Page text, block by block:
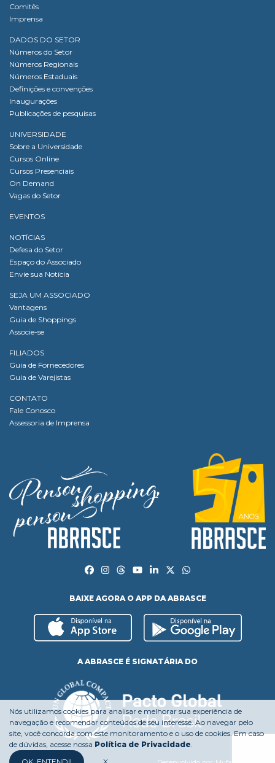
Comitês
Imprensa
DADOS DO SETOR
Números do Setor
Números Regionais
Números Estaduais
Definições e convenções
Inaugurações
Publicações de pesquisas
UNIVERSIDADE
Sobre a Universidade
Cursos Online
Cursos Presenciais
On Demand
Vagas do Setor
EVENTOS
NOTÍCIAS
Defesa do Setor
Espaço do Associado
Envie sua Notícia
SEJA UM ASSOCIADO
Vantagens
Guia de Shoppings
Associe-se
FILIADOS
Guia de Fornecedores
Guia de Varejistas
CONTATO
Fale Conosco
Assessoria de Imprensa
BAIXE AGORA O APP DA ABRASCE
A ABRASCE É SIGNATÁRIA DO
Nós utilizamos cookies para analisar e melhorar sua experiência de
navegação e recomendar conteúdos de seu interesse. Ao navegar pelo
site, você concorda com este monitoramento e o uso de cookies. Em caso
de dúvidas, acesse nossa Política de Privacidade.